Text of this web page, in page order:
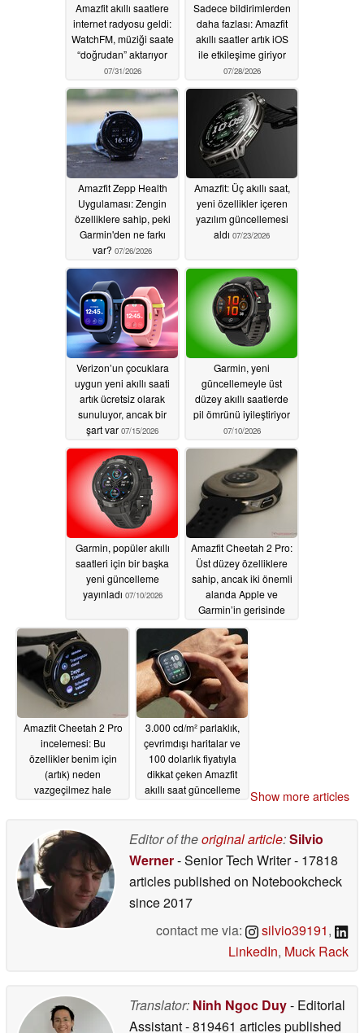
Amazfit akıllı saatlere
internet radyosu geldi:
WatchFM, müziği saate
“doğrudan” aktarıyor
07/31/2026
Sadece bildirimlerden
daha fazlası: Amazfit
akıllı saatler artık iOS
ile etkileşime giriyor
07/28/2026
Amazfit Zepp Health
Uygulaması: Zengin
özelliklere sahip, peki
Garmin'den ne farkı
var? 07/26/2026
Amazfit: Üç akıllı saat,
yeni özellikler içeren
yazılım güncellemesi
aldı 07/23/2026
Verizon’un çocuklara
uygun yeni akıllı saati
artık ücretsiz olarak
sunuluyor, ancak bir
şart var 07/15/2026
Garmin, yeni
güncellemeyle üst
düzey akıllı saatlerde
pil ömrünü iyileştiriyor
07/10/2026
Garmin, popüler akıllı
saatleri için bir başka
yeni güncelleme
yayınladı 07/10/2026
Amazfit Cheetah 2 Pro:
Üst düzey özelliklere
sahip, ancak iki önemli
alanda Apple ve
Garmin’in gerisinde
07/07/2026
Amazfit Cheetah 2 Pro
incelemesi: Bu
özellikler benim için
(artık) neden
vazgeçilmez hale
3.000 cd/m² parlaklık,
çevrimdışı haritalar ve
100 dolarlık fiyatıyla
dikkat çeken Amazfit
akıllı saat güncelleme
Show more articles
Editor of theoriginal article:Silvio
Werner- Senior Tech Writer- 17818
articles published on Notebookcheck
since 2017
contact me via:
silvio39191,
LinkedIn, Muck Rack
Translator: Ninh Ngoc Duy- Editorial
Assistant- 819461 articles published